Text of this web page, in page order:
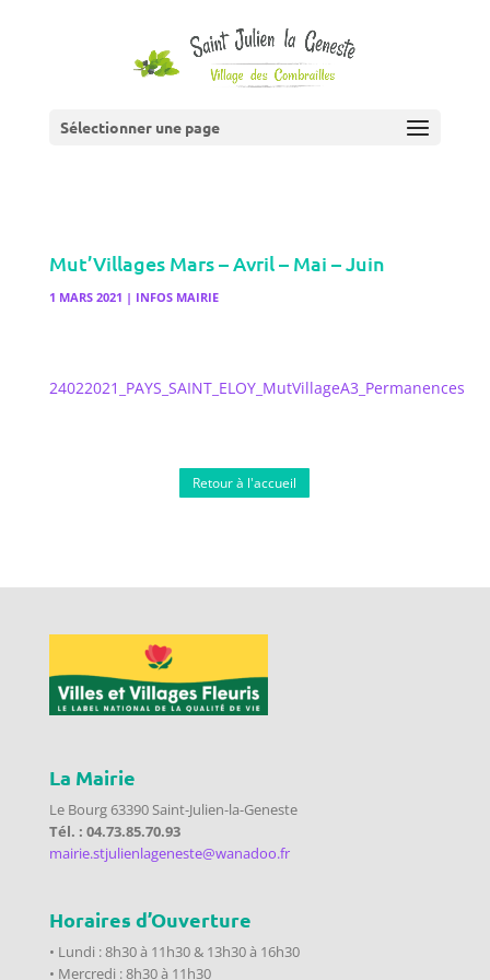
Sélectionner une page
Mut’Villages Mars – Avril – Mai – Juin
1 MARS 2021 | INFOS MAIRIE
24022021_PAYS_SAINT_ELOY_MutVillageA3_Permanences
Retour à l'accueil
La Mairie
Le Bourg 63390 Saint-Julien-la-Geneste
Tél. : 04.73.85.70.93
mairie.stjulienlageneste@wanadoo.fr
Horaires d’Ouverture
• Lundi : 8h30 à 11h30 & 13h30 à 16h30
• Mercredi : 8h30 à 11h30